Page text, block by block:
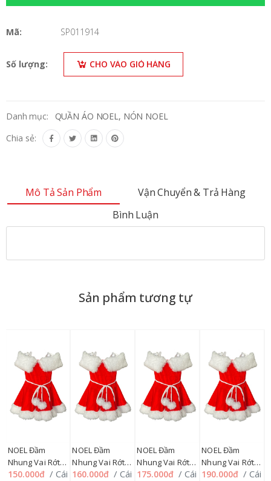
Mã: SP011914
Số lượng: CHO VÀO GIỎ HÀNG
Danh mục:
QUẦN ÁO NOEL, NÓN NOEL
Chia sẻ:
Mô Tả Sản Phẩm
Vận Chuyển & Trả Hàng
Bình Luận
Sản phẩm tương tự
NOEL Đầm
Nhung Vai Rớt
size 2
150.000đ / Cái
NOEL Đầm
Nhung Vai Rớt
size 3
160.000đ / Cái
NOEL Đầm
Nhung Vai Rớt
size 4
175.000đ / Cái
NOEL Đầm
Nhung Vai Rớt
size 5
190.000đ / Cái